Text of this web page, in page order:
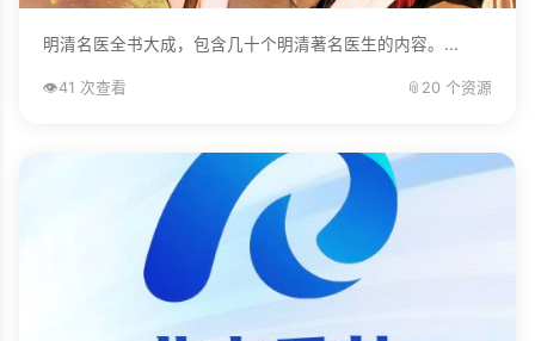
明清名医全书大成，包含几十个明清著名医生的内容。...
👁️41 次查看 📎 20 个资源